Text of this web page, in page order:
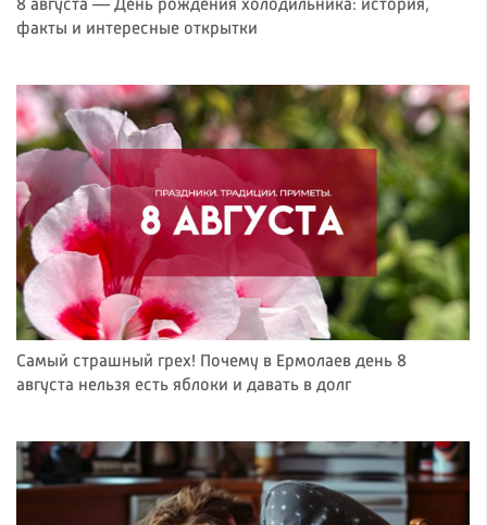
8 августа — День рождения холодильника: история,
факты и интересные открытки
Самый страшный грех! Почему в Ермолаев день 8
августа нельзя есть яблоки и давать в долг